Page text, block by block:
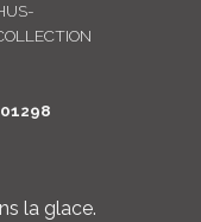
la glace.